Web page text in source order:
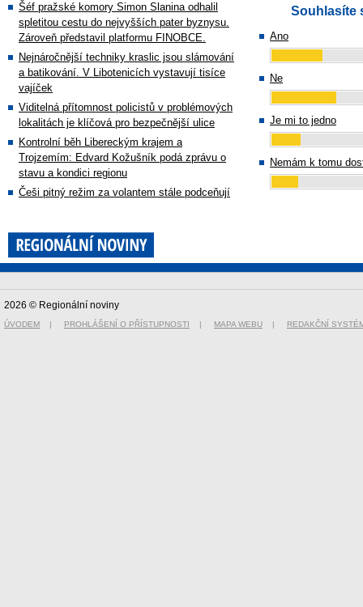
Šéf pražské komory Simon Slanina odhalil
spletitou cestu do nejvyšších pater byznysu.
Zároveň představil platformu FINOBCE.
Nejnáročnější techniky kraslic jsou slámování
a batikování. V Libotenicích vystavují tisíce
vajíček
Viditelná přítomnost policistů v problémových
lokalitách je klíčová pro bezpečnější ulice
Kontrolní běh Libereckým krajem a
Trojzemím: Edvard Kožušník podá zprávu o
stavu a kondici regionu
Češi pitný režim za volantem stále podceňují
Souhlasíte
Ano
Ne
Je mi to jedno
Nemám k tomu
2026 © Regionální noviny
ÚVODEM | PROHLÁŠENÍ O PŘÍSTUPNOSTI | MAPA WEBU | REDAKČNÍ